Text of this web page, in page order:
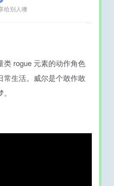
给别人噢
类 rogue 元素的动作角色
常生活。威尔是个敢作敢